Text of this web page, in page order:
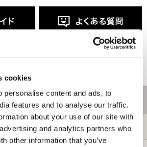
cookies
personalise content and ads, to
features and to analyse our traffic.
about your use of our site with
and analytics partners who
other information that you’ve